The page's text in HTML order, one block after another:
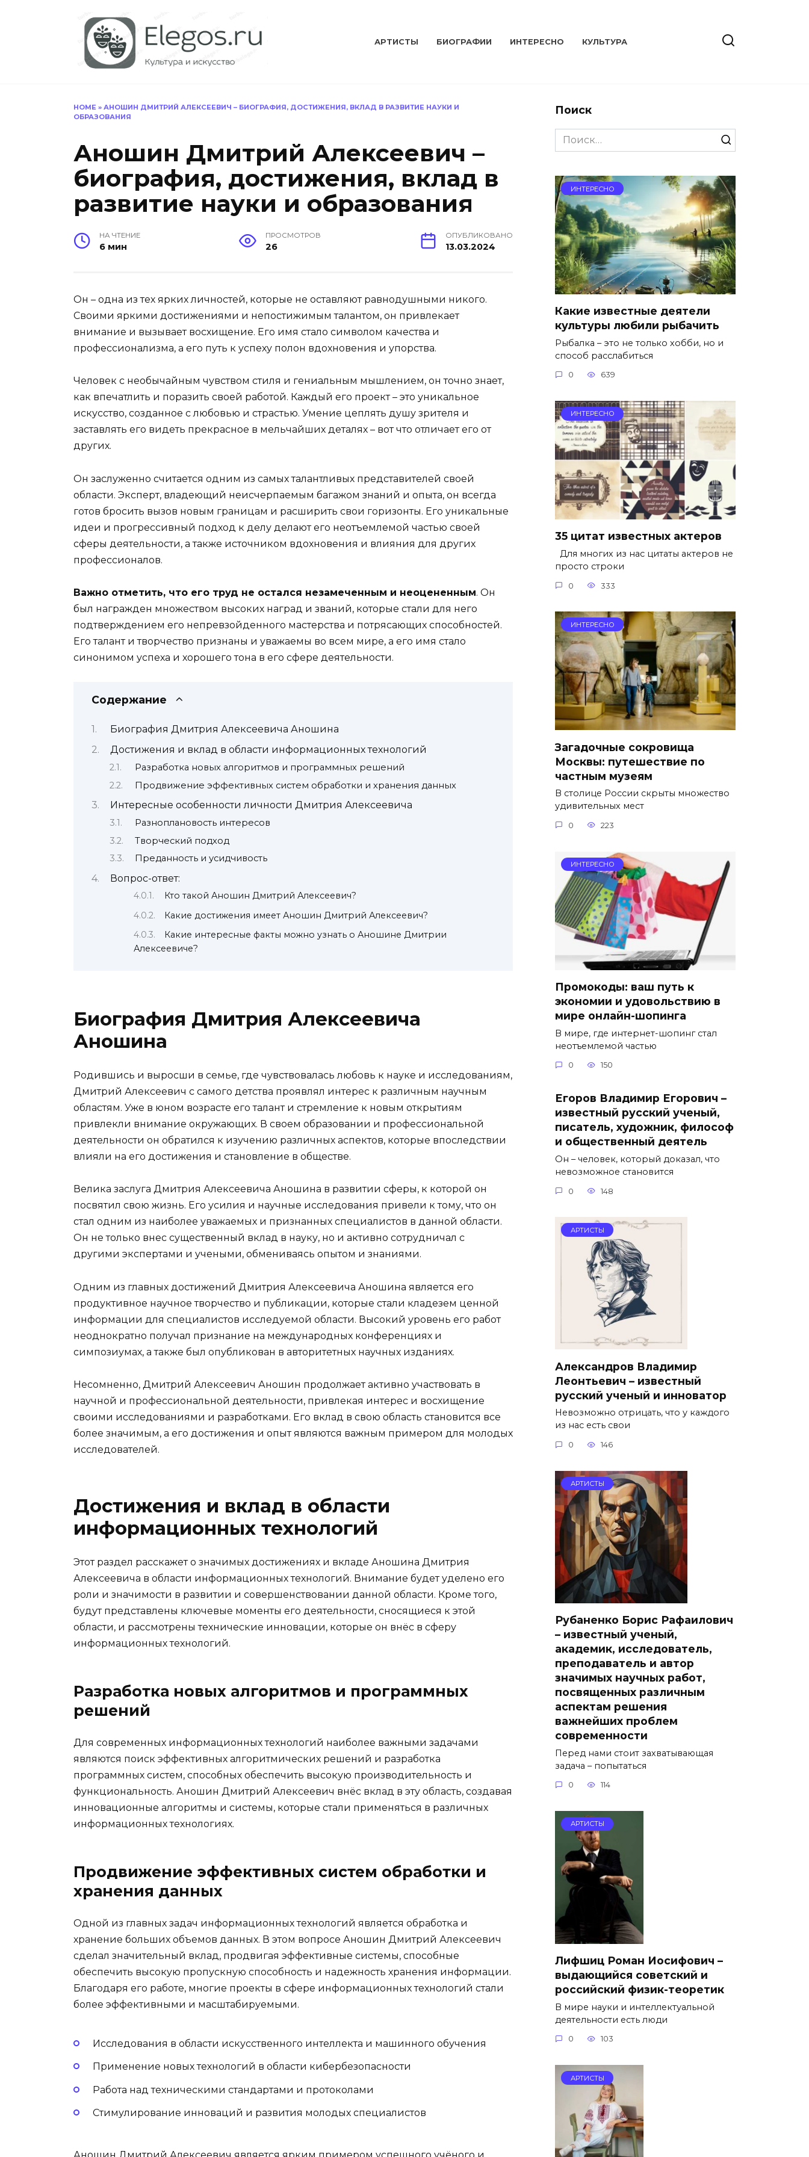
АРТИСТЫ БИОГРАФИИ ИНТЕРЕСНО КУЛЬТУРА
HOME » АНОШИН ДМИТРИЙ АЛЕКСЕЕВИЧ – БИОГРАФИЯ, ДОСТИЖЕНИЯ, ВКЛАД В РАЗВИТИЕ НАУКИ И
ОБРАЗОВАНИЯ
Аношин Дмитрий Алексеевич –
биография, достижения, вклад в
развитие науки и образования
НА ЧТЕНИЕ
6 мин
ПРОСМОТРОВ
26
ОПУБЛИКОВАНО
13.03.2024
Он – одна из тех ярких личностей, которые не оставляют равнодушными никого.
Своими яркими достижениями и непостижимым талантом, он привлекает
внимание и вызывает восхищение. Его имя стало символом качества и
профессионализма, а его путь к успеху полон вдохновения и упорства.
Человек с необычайным чувством стиля и гениальным мышлением, он точно знает,
как впечатлить и поразить своей работой. Каждый его проект – это уникальное
искусство, созданное с любовью и страстью. Умение цеплять душу зрителя и
заставлять его видеть прекрасное в мельчайших деталях – вот что отличает его от
других.
Он заслуженно считается одним из самых талантливых представителей своей
области. Эксперт, владеющий неисчерпаемым багажом знаний и опыта, он всегда
готов бросить вызов новым границам и расширить свои горизонты. Его уникальные
идеи и прогрессивный подход к делу делают его неотъемлемой частью своей
сферы деятельности, а также источником вдохновения и влияния для других
профессионалов.
Важно отметить, что его труд не остался незамеченным и неоцененным. Он
был награжден множеством высоких наград и званий, которые стали для него
подтверждением его непревзойденного мастерства и потрясающих способностей.
Его талант и творчество признаны и уважаемы во всем мире, а его имя стало
синонимом успеха и хорошего тона в его сфере деятельности.
Содержание
Биография Дмитрия Алексеевича Аношина
Достижения и вклад в области информационных технологий
Разработка новых алгоритмов и программных решений
Продвижение эффективных систем обработки и хранения данных
Интересные особенности личности Дмитрия Алексеевича
Разноплановость интересов
Творческий подход
Преданность и усидчивость
Вопрос-ответ:
Кто такой Аношин Дмитрий Алексеевич?
Какие достижения имеет Аношин Дмитрий Алексеевич?
Какие интересные факты можно узнать о Аношине Дмитрии
Алексеевиче?
Биография Дмитрия Алексеевича
Аношина
Родившись и выросши в семье, где чувствовалась любовь к науке и исследованиям,
Дмитрий Алексеевич с самого детства проявлял интерес к различным научным
областям. Уже в юном возрасте его талант и стремление к новым открытиям
привлекли внимание окружающих. В своем образовании и профессиональной
деятельности он обратился к изучению различных аспектов, которые впоследствии
влияли на его достижения и становление в обществе.
Велика заслуга Дмитрия Алексеевича Аношина в развитии сферы, к которой он
посвятил свою жизнь. Его усилия и научные исследования привели к тому, что он
стал одним из наиболее уважаемых и признанных специалистов в данной области.
Он не только внес существенный вклад в науку, но и активно сотрудничал с
другими экспертами и учеными, обмениваясь опытом и знаниями.
Одним из главных достижений Дмитрия Алексеевича Аношина является его
продуктивное научное творчество и публикации, которые стали кладезем ценной
информации для специалистов исследуемой области. Высокий уровень его работ
неоднократно получал признание на международных конференциях и
симпозиумах, а также был опубликован в авторитетных научных изданиях.
Несомненно, Дмитрий Алексеевич Аношин продолжает активно участвовать в
научной и профессиональной деятельности, привлекая интерес и восхищение
своими исследованиями и разработками. Его вклад в свою область становится все
более значимым, а его достижения и опыт являются важным примером для молодых
исследователей.
Достижения и вклад в области
информационных технологий
Этот раздел расскажет о значимых достижениях и вкладе Аношина Дмитрия
Алексеевича в области информационных технологий. Внимание будет уделено его
роли и значимости в развитии и совершенствовании данной области. Кроме того,
будут представлены ключевые моменты его деятельности, сносящиеся к этой
области, и рассмотрены технические инновации, которые он внёс в сферу
информационных технологий.
Разработка новых алгоритмов и программных
решений
Для современных информационных технологий наиболее важными задачами
являются поиск эффективных алгоритмических решений и разработка
программных систем, способных обеспечить высокую производительность и
функциональность. Аношин Дмитрий Алексеевич внёс вклад в эту область, создавая
инновационные алгоритмы и системы, которые стали применяться в различных
информационных технологиях.
Продвижение эффективных систем обработки и
хранения данных
Одной из главных задач информационных технологий является обработка и
хранение больших объемов данных. В этом вопросе Аношин Дмитрий Алексеевич
сделал значительный вклад, продвигая эффективные системы, способные
обеспечить высокую пропускную способность и надежность хранения информации.
Благодаря его работе, многие проекты в сфере информационных технологий стали
более эффективными и масштабируемыми.
Исследования в области искусственного интеллекта и машинного обучения
Применение новых технологий в области кибербезопасности
Работа над техническими стандартами и протоколами
Стимулирование инноваций и развития молодых специалистов
Поиск
Search
for:
ИНТЕРЕСНО
Какие известные деятели
культуры любили рыбачить
Рыбалка – это не только хобби, но и
способ расслабиться
0 639
ИНТЕРЕСНО
35 цитат известных актеров
Для многих из нас цитаты актеров не
просто строки
0 333
ИНТЕРЕСНО
Загадочные сокровища
Москвы: путешествие по
частным музеям
В столице России скрыты множество
удивительных мест
0 223
ИНТЕРЕСНО
Промокоды: ваш путь к
экономии и удовольствию в
мире онлайн-шопинга
В мире, где интернет-шопинг стал
неотъемлемой частью
0 150
Егоров Владимир Егорович –
известный русский ученый,
писатель, художник, философ
и общественный деятель
Он – человек, который доказал, что
невозможное становится
0 148
АРТИСТЫ
Александров Владимир
Леонтьевич – известный
русский ученый и инноватор
Невозможно отрицать, что у каждого
из нас есть свои
0 146
АРТИСТЫ
Рубаненко Борис Рафаилович
– известный ученый,
академик, исследователь,
преподаватель и автор
значимых научных работ,
посвященных различным
аспектам решения
важнейших проблем
современности
Перед нами стоит захватывающая
задача – попытаться
0 114
АРТИСТЫ
Лифшиц Роман Иосифович –
выдающийся советский и
российский физик-теоретик
В мире науки и интеллектуальной
деятельности есть люди
0 103
АРТИСТЫ